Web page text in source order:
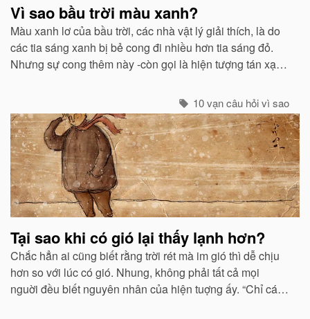
Vì sao bầu trời màu xanh?
Màu xanh lơ của bầu trời, các nhà vật lý giải thích, là do
các tia sáng xanh bị bẻ cong đi nhiều hơn tia sáng đỏ.
Nhưng sự cong thêm này -còn gọi là hiện tượng tán xạ -
10 vạn câu hỏi vì sao
Tại sao khi có gió lại thấy lạnh hơn?
Chắc hẳn ai cũng biết rằng trời rét mà im gió thì dễ chịu
hơn so với lúc có gió. Nhung, không phải tất cả mọi
nguời đều biết nguyên nhân của hiện tuợng ấy. “Chỉ các